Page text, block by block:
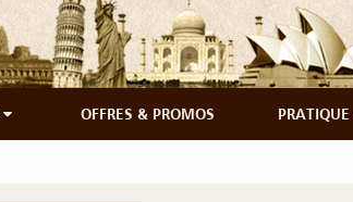
OFFRES & PROMOS PRATIQUE